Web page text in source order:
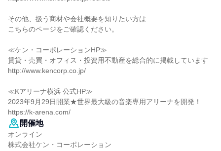
その他、扱う商材や会社概要を知りたい方は
こちらのページをご確認ください。
≪ケン・コーポレーションHP≫
賃貸・売買・オフィス・投資用不動産を総合的に掲載しています
http://www.kencorp.co.jp/
≪Kアリーナ横浜 公式HP≫
2023年9月29日開業★世界最大級の音楽専用アリーナを開発！
https://k-arena.com/
開催地
オンライン
株式会社ケン・コーポレーション